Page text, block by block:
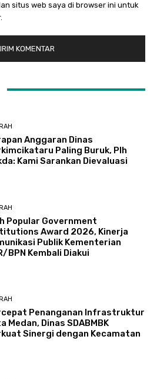
situs web saya di browser ini untuk
Anggaran Dinas
Paling Buruk, Plh
Kami Sarankan Dievaluasi
Popular Government
Award 2026, Kinerja
Publik Kementerian
BPN Kembali Diakui
Penanganan Infrastruktur
Medan, Dinas SDABMBK
Sinergi dengan Kecamatan